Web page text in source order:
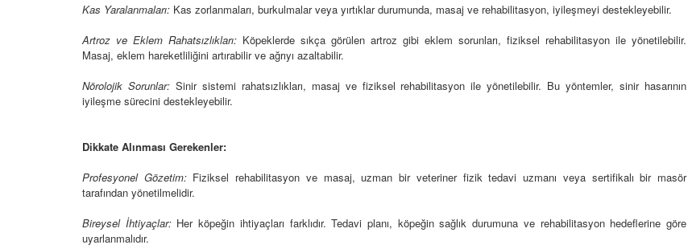
Kas Yaralanmaları: Kas zorlanmaları, burkulmalar veya yırtıklar durumunda, masaj ve rehabilitasyon, iyileşmeyi destekleyebilir.
Artroz ve Eklem Rahatsızlıkları: Köpeklerde sıkça görülen artroz gibi eklem sorunları, fiziksel rehabilitasyon ile yönetilebilir.
Masaj, eklem hareketliliğini artırabilir ve ağrıyı azaltabilir.
Nörolojik Sorunlar:Sinir sistemi rahatsızlıkları, masaj ve fiziksel rehabilitasyon ile yönetilebilir. Bu yöntemler, sinir hasarının
iyileşme sürecini destekleyebilir.
Dikkate Alınması Gerekenler:
Profesyonel Gözetim:Fiziksel rehabilitasyon ve masaj, uzman bir veteriner fizik tedavi uzmanı veya sertifikalı bir masör
tarafından yönetilmelidir.
Bireysel İhtiyaçlar:Her köpeğin ihtiyaçları farklıdır. Tedavi planı, köpeğin sağlık durumuna ve rehabilitasyon hedeflerine göre
uyarlanmalıdır.